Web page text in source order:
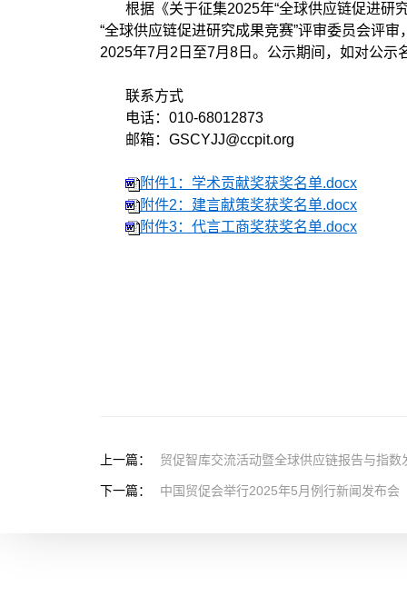
根据《关于征集2025年“全球供应链促进研
“全球供应链促进研究成果竞赛”评审委员会评
2025年7月2日至7月8日。公示期间，如对公
联系方式
电话：010-68012873
邮箱：GSCYJJ@ccpit.org
附件1：学术贡献奖获奖名单.docx
附件2：建言献策奖获奖名单.docx
附件3：代言工商奖获奖名单.docx
上一篇： 贸促智库交流活动暨全球供应链报告与指数
下一篇： 中国贸促会举行2025年5月例行新闻发布会